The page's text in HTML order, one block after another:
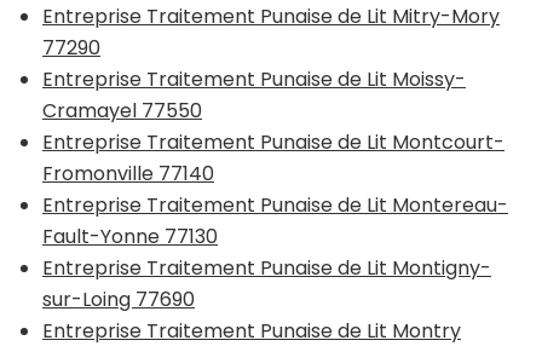
Entreprise Traitement Punaise de Lit Mitry-Mory
77290
Entreprise Traitement Punaise de Lit Moissy-
Cramayel 77550
Entreprise Traitement Punaise de Lit Montcourt-
Fromonville 77140
Entreprise Traitement Punaise de Lit Montereau-
Fault-Yonne 77130
Entreprise Traitement Punaise de Lit Montigny-
sur-Loing 77690
Entreprise Traitement Punaise de Lit Montry